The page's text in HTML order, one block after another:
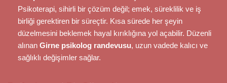
Psikoterapi, sihirli bir çözüm değil; emek, süreklilik ve iş
birliği gerektiren bir süreçtir. Kısa sürede her şeyin
düzelmesini beklemek hayal kırıklığına yol açabilir. Düzenli
alınan Girne psikolog randevusu, uzun vadede kalıcı ve
sağlıklı değişimler sağlar.